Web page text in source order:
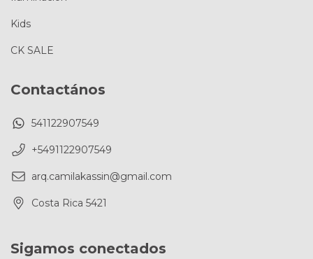
Kids
CK SALE
Contactános
541122907549
+5491122907549
arq.camilakassin@gmail.com
Costa Rica 5421
Sigamos conectados